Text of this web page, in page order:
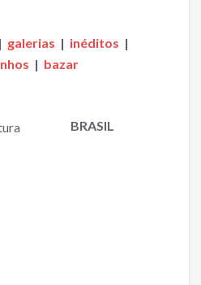
| galerias | inéditos |
| bazar
BRASIL